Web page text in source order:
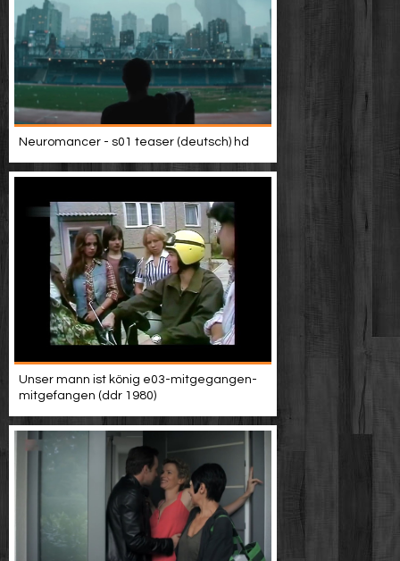
Neuromancer - s01 teaser (deutsch) hd
Unser mann ist könig e03-mitgegangen-
mitgefangen (ddr 1980)